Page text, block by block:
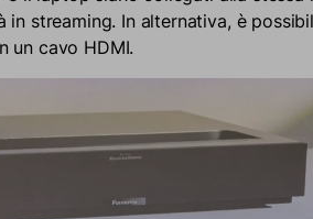
streaming. In alternativa, è
un cavo HDMI.